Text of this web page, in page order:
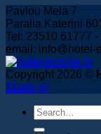
Pavlou Mela 7
Paralia Katerini
Tel: 23510 61777
email: info@hotel-
Copyright 2026 ©
11ads.gr